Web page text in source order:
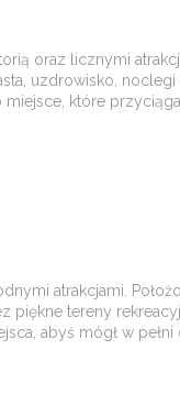
oraz licznymi
uzdrowisko, noclegi
miejsce, które
atrakcjami.
piękne tereny
abyś mógł w pełni